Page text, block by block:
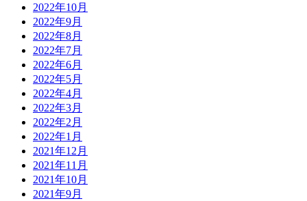
2022年10月
2022年9月
2022年8月
2022年7月
2022年6月
2022年5月
2022年4月
2022年3月
2022年2月
2022年1月
2021年12月
2021年11月
2021年10月
2021年9月